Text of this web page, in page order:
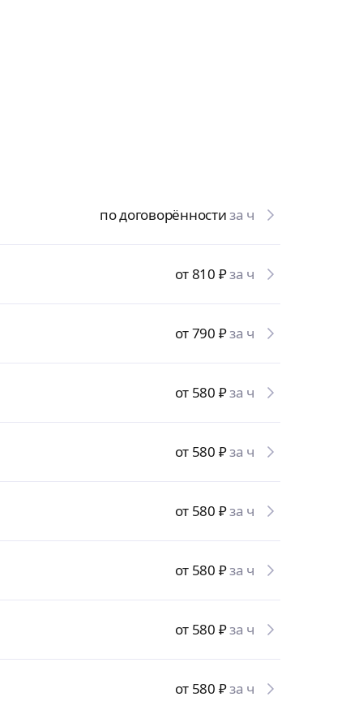
по договорённостиза ч
от 810 ₽за ч
от 790 ₽за ч
от 580 ₽за ч
от 580 ₽за ч
от 580 ₽за ч
от 580 ₽за ч
от 580 ₽за ч
от 580 ₽за ч